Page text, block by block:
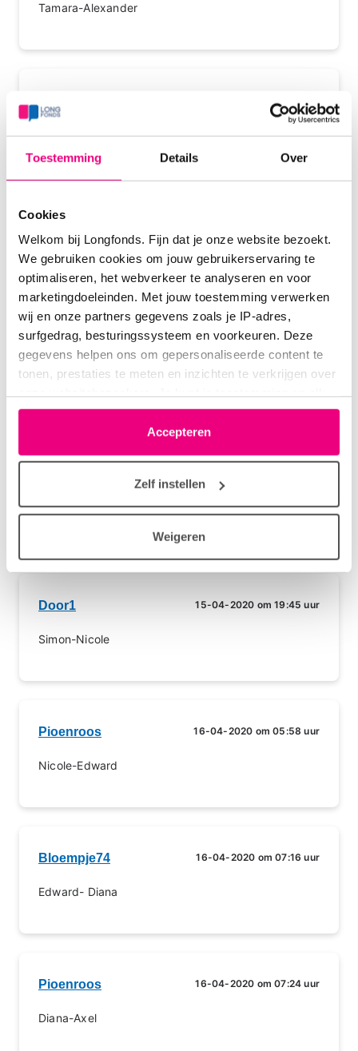
Toestemming Details Over
Cookies
Welkom bij Longfonds. Fijn dat je onze website bezoekt.
We gebruiken cookies om jouw gebruikerservaring te
optimaliseren, het webverkeer te analyseren en voor
marketingdoeleinden. Met jouw toestemming verwerken
wij en onze partners gegevens zoals je IP-adres,
surfgedrag, besturingssysteem en voorkeuren. Deze
gegevens helpen ons om gepersonaliseerde content te
tonen, prestaties te meten en inzichten te verkrijgen over
moment wijzigen of intrekken via het cookie-icoontje
linksonder elke pagina. De lijst met partners is te vinden
in het tabblad “details”.
Accepteren
Zelf instellen
Weigeren
Tamara-Alexander
15-04-2020 om 09:39 uur
Alexander - Rachel
Rachel-Levi
Siem123 15-04-2020 om 12:46 uur
15-04-2020 om 12:48 uur
Iris-Simon
Door1 15-04-2020 om 19:45 uur
Simon-Nicole
Pioenroos 16-04-2020 om 05:58 uur
Nicole-Edward
Bloempje74 16-04-2020 om 07:16 uur
Edward- Diana
Pioenroos 16-04-2020 om 07:24 uur
Diana-Axel